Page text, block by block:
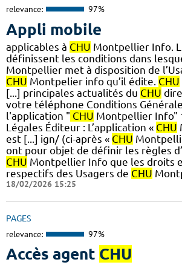
relevance: 97%
Appli mobile
applicables à CHU Montpellier Info.
définissent les conditions dans
Montpellier met à disposition de
CHU Montpelier info qu’il édite. CHU
[...] principales actualités du CHU
votre téléphone Conditions
l'application " CHU Montpellier Info"
Légales Éditeur : L’application « CHU
est [...] ign/ (ci-après « CHU
ont pour objet de définir les règles
CHU Montpellier Info que les droits
respectifs des Usagers de CHU
18/02/2026 15:25
PAGES
relevance: 97%
Accès agent CHU